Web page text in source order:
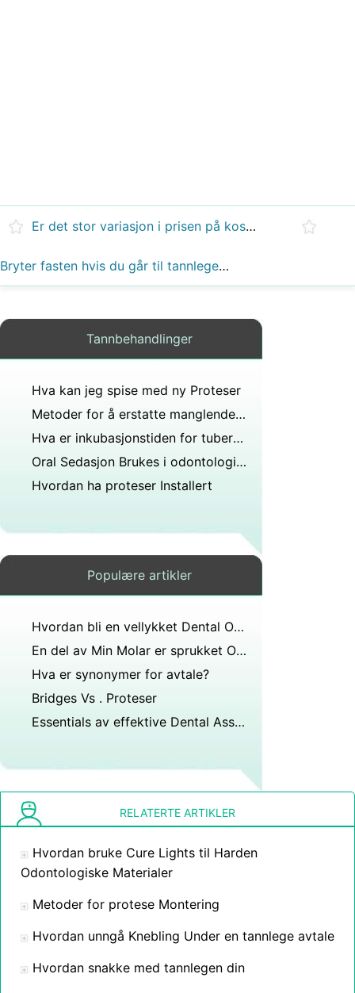
Er det stor variasjon i prisen på kosmetiske tannbehandlingsprosedyrer?
Bryter fasten hvis du går til tannlegen får 2 tenner tatt ut?
Tannbehandlinger
Hva kan jeg spise med ny Proteser
Metoder for å erstatte manglende tenner
Hva er inkubasjonstiden for tuberkulose?
Oral Sedasjon Brukes i odontologiske
Hvordan ha proteser Installert
Populære artikler
Hvordan bli en vellykket Dental Office
En del av Min Molar er sprukket Off , Kan det bli fikset
Hva er synonymer for avtale?
Bridges Vs . Proteser
Essentials av effektive Dental Assisterende
RELATERTE ARTIKLER
Hvordan bruke Cure Lights til Harden
Odontologiske Materialer
Metoder for protese Montering
Hvordan unngå Knebling Under en tannlege avtale
Hvordan snakke med tannlegen din